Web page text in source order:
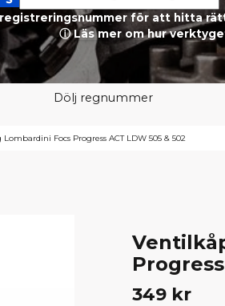
för att hitta
ⓘ Läs mer om hur
Dölj regnummer
Focs Progress ACT LDW 505 & 502
349 kr